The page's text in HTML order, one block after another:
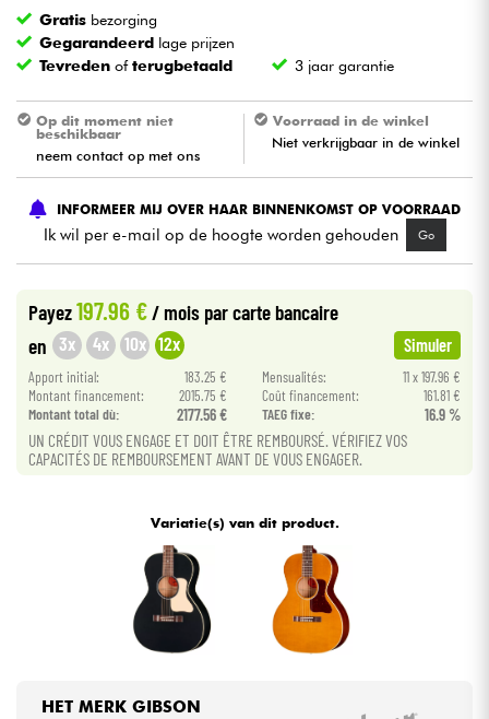
Blaasinstrument
Viool & Quatuor
Kinderen
Kabels & toebehoren
Sets
Bekijk onze merken
Gratis bezorging
Gegarandeerd lage prijzen
Tevreden ofterugbetaald 3 jaar garantie
Op dit moment niet
beschikbaar
neem contact op met ons
Voorraad in de winkel
Niet verkrijgbaar in de winkel
INFORMEER MIJ OVER HAAR BINNENKOMST OP VOORRAAD
Ik wil per e-mail op de hoogte worden gehouden Go
Payez197.96 €/ mois par carte bancaire
en 3x 4x 10x 12x Simuler
Apport initial: 183.25 € Mensualités:
11 x 197.96 €
Montant financement:
2015.75 € Coût financement:
161.81 €
Montant total dù:
2177.56 € TAEG fixe: 16.9 %
UN CRÉDIT VOUS ENGAGE ET DOIT ÊTRE REMBOURSÉ. VÉRIFIEZ VOS
CAPACITÉS DE REMBOURSEMENT AVANT DE VOUS ENGAGER.
Variatie(s) van dit product.
HET MERK GIBSON